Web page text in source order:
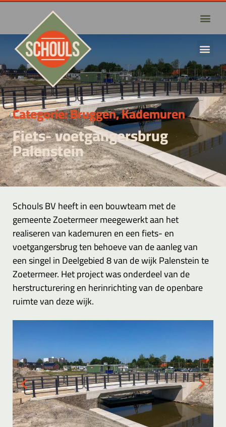
Categorie:Bruggen,Kademuren
Fiets- voetgangersbrug
Palenstein
Schouls BV heeft in een bouwteam met de
gemeente Zoetermeer meegewerkt aan het
realiseren van kademuren en een fiets- en
voetgangersbrug ten behoeve van de aanleg van
een singel in Deelgebied 8 van de wijk Palenstein te
Zoetermeer. Het project was onderdeel van de
herstructurering en herinrichting van de openbare
ruimte van deze wijk.